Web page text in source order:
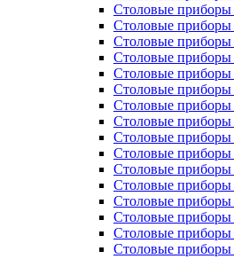
Столовые приборы
Столовые приборы
Столовые приборы
Столовые приборы
Столовые приборы
Столовые приборы
Столовые приборы
Столовые приборы
Столовые приборы
Столовые приборы
Столовые приборы
Столовые приборы
Столовые приборы
Столовые приборы
Столовые приборы
Столовые приборы